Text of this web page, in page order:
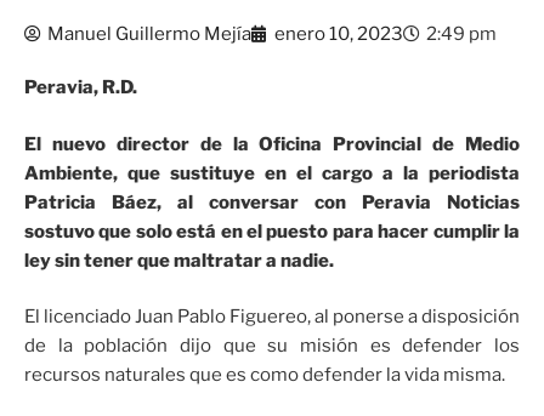
Manuel Guillermo Mejía enero 10, 2023 2:49 pm
Peravia, R.D.
El nuevo director de la Oficina Provincial de Medio
Ambiente, que sustituye en el cargo a la periodista
Patricia Báez, al conversar con Peravia Noticias
sostuvo que solo está en el puesto para hacer cumplir la
ley sin tener que maltratar a nadie.
El licenciado Juan Pablo Figuereo, al ponerse a disposición
de la población dijo que su misión es defender los
recursos naturales que es como defender la vida misma.